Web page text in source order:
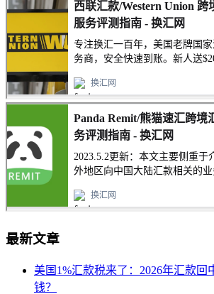
最新文章
美国1%汇款税来了：2026年汇款回
钱？